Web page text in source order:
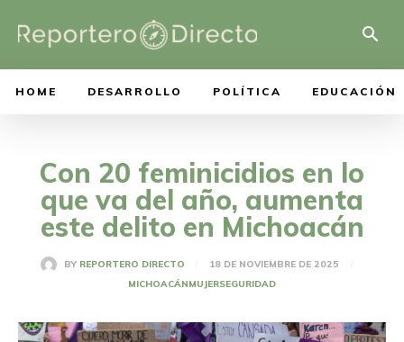
HOME DESARROLLO POLÍTICA EDUCACIÓN
Con 20 feminicidios en lo
que va del año, aumenta
este delito en Michoacán
BY REPORTERO DIRECTO
18 DE NOVIEMBRE DE 2025
MICHOACÁNMUJERSEGURIDAD